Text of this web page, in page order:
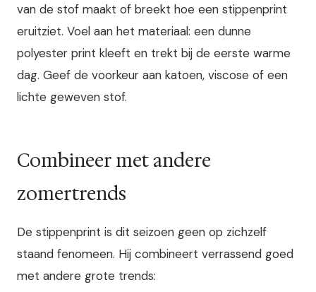
van de stof maakt of breekt hoe een stippenprint
eruitziet. Voel aan het materiaal: een dunne
polyester print kleeft en trekt bij de eerste warme
dag. Geef de voorkeur aan katoen, viscose of een
lichte geweven stof.
Combineer met andere
zomertrends
De stippenprint is dit seizoen geen op zichzelf
staand fenomeen. Hij combineert verrassend goed
met andere grote trends: